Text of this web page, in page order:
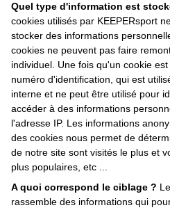
Quel type d'information est
cookies utilisés par KEEPERsport
stocker des informations
cookies ne peuvent pas faire
individuel. Une fois qu'un cookie
numéro d'identification, qui est
interne et ne peut être utilisé pour
accéder à des informations
l'adresse IP. Les informations
des cookies nous permet de
de notre site sont visités le plus et
plus populaires, etc ...
A quoi correspond le ciblage ?
rassemble des informations qui